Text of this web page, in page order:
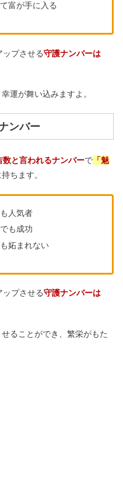
富が手に入る
プさせる守護ナンバーは
運が舞い込みますよ。
ンバー
と言われるナンバーで 「魅
ちます。
人気者
も成功
妬まれない
プさせる守護ナンバーは
ることができ、繁栄がもた